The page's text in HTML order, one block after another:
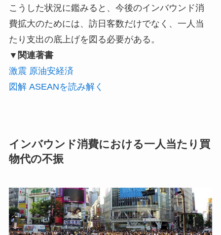
こうした状況に鑑みると、今後のインバウンド消
費拡大のためには、訪日客数だけでなく、一人当
たり支出の底上げを図る必要がある。
▼関連著書
激震 原油安経済
図解 ASEANを読み解く
インバウンド消費における一人当たり買
物代の不振